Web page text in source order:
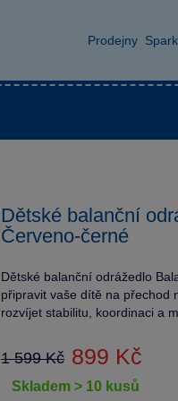
Prodejny
Dětské balanční
Červeno-černé
Dětské balanční odrážedlo
připravit vaše dítě na přechod
rozvíjet stabilitu, koordinaci a
1 599 Kč 899 Kč
skladem > 10 kusů